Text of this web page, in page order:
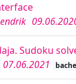
Sudoku
07.06.2021